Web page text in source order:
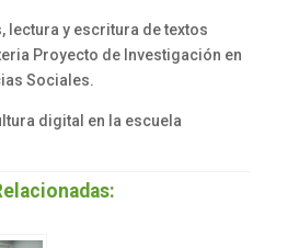
lectura y escritura de textos
Proyecto de Investigación en
Sociales.
digital en la escuela